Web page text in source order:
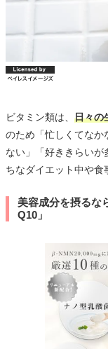
ビタミン類は、 日々の
のため「忙しくてなか
ない」「好ききらい
ちなダイエット中や食
美容成分を摂るな
Q10」